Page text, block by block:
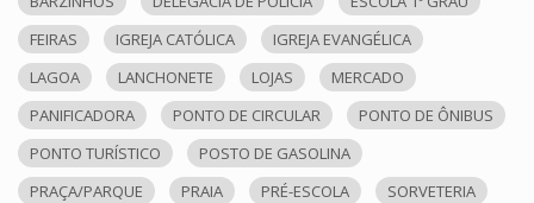
FEIRAS
IGREJA CATÓLICA
IGREJA EVANGÉLICA
LAGOA
LANCHONETE LOJAS
MERCADO
PANIFICADORA
PONTO DE CIRCULAR
PONTO DE ÔNIBUS
PONTO TURÍSTICO
POSTO DE GASOLINA
PRAÇA/PARQUE
PRAIA PRÉ-ESCOLA SORVETERIA